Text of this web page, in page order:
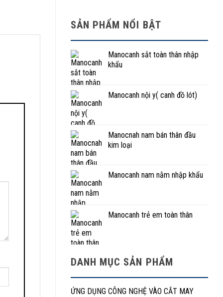
SẢN PHẨM NỔI BẬT
Manocanh sắt toàn thân nhập
khẩu
Manocanh nội y( canh đồ lót)
Manocnah nam bán thân đầu
kim loại
Manocanh nam nằm nhập khẩu
Manocanh trẻ em toàn thân
DANH MỤC SẢN PHẨM
ỨNG DỤNG CÔNG NGHỆ VÀO CẮT MAY